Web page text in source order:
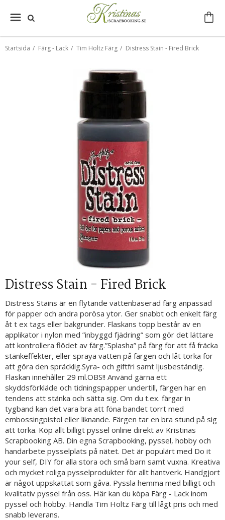
Startsida / Färg - Lack / Tim Holtz Färg / Distress Stain - Fired Brick
Distress Stain - Fired Brick
Distress Stains är en flytande vattenbaserad färg anpassad
för papper och andra porösa ytor. Ger snabbt och enkelt färg
åt t ex tags eller bakgrunder. Flaskans topp består av en
applikator i nylon med ”inbyggd fjädring” som gör det lättare
att kontrollera flödet av färg.”Splasha” på färg för att få fräcka
stänkeffekter, eller spraya vatten på färgen och låt torka för
att göra den spräcklig.Syra- och giftfri samt ljusbeständig.
Flaskan innehåller 29 ml.OBS!! Använd gärna ett
skyddsförkläde och tidningspapper undertill, färgen har en
tendens att stänka och sätta sig. Om du t.ex. färgar in
tygband kan det vara bra att föna bandet torrt med
embossingpistol eller liknande. Färgen tar en bra stund på sig
att torka. Köp allt billigt pyssel online direkt av Kristinas
Scrapbooking AB. Din egna Scrapbooking, pyssel, hobby och
handarbete pysselplats på nätet. Det är populärt med Do it
your self, DIY för alla stora och små barn samt vuxna. Kreativa
och mycket roliga pysselprodukter för allt hantverk. Handgjort
är något uppskattat som gåva. Pyssla hemma med billigt och
kvalitativ pyssel från oss. Här kan du köpa Färg - Lack inom
pyssel och hobby. Handla Tim Holtz Färg till lågt pris och med
snabb leverans.